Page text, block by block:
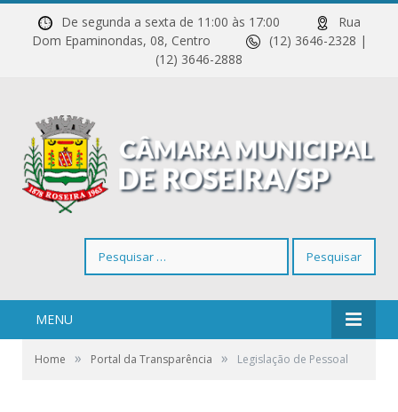
De segunda a sexta de 11:00 às 17:00
Rua
Dom Epaminondas, 08, Centro
(12) 3646-2328 |
(12) 3646-2888
por:
MENU
Home » Portal da Transparência » Legislação de Pessoal